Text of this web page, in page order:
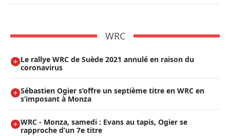
WRC
Le rallye WRC de Suède 2021 annulé en raison du
coronavirus
Sébastien Ogier s’offre un septième titre en WRC en
s’imposant à Monza
WRC - Monza, samedi : Evans au tapis, Ogier se
rapproche d’un 7e titre